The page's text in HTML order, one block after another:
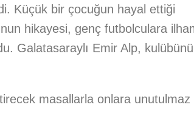
Küçük bir çocuğun hayal ettiği
hikayesi, genç futbolculara
Galatasaraylı Emir Alp,
masallarla onlara unutulmaz